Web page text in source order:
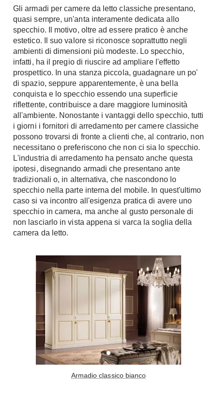
Armadi
Armadio ante Battenti
Armadi ante
Scorrevoli
Cabine Armadio
Armadi su misura
Armadi Angolo
I consigli sugli armadi
Camerette
Camerette Ragazzi
Camerette Bambini
Letti a Castello
Per Neonati
Lettini
Materassi
Memory Foam
Reti Letto
Cuscini
Arredo Bagno
Sanitari
Cabine Doccia
Console
Porte
Blindate
Porte Interne
Porte Scorrevoli
Portoni
Maniglie
Finestre
Finestre Pvc
Finestre Alluminio
Finestre Legno
Persiane
Scale
A Chiocciola
Ringhiere
Rivestimenti
Ceramica
Cotto
Resina
Parquet
Gres
Laminato
Moquette
Gli armadi per camere da letto classiche presentano,
quasi sempre, un'anta interamente dedicata allo
specchio. Il motivo, oltre ad essere pratico è anche
estetico. Il suo valore si riconosce soprattutto negli
ambienti di dimensioni più modeste. Lo specchio,
infatti, ha il pregio di riuscire ad ampliare l'effetto
prospettico. In una stanza piccola, guadagnare un po'
di spazio, seppure apparentemente, è una bella
conquista e lo specchio essendo una superficie
riflettente, contribuisce a dare maggiore luminosità
all'ambiente. Nonostante i vantaggi dello specchio, tutti
i giorni i fornitori di arredamento per camere classiche
possono trovarsi di fronte a clienti che, al contrario, non
necessitano o preferiscono che non ci sia lo specchio.
L'industria di arredamento ha pensato anche questa
ipotesi, disegnando armadi che presentano ante
tradizionali o, in alternativa, che nascondono lo
specchio nella parte interna del mobile. In quest'ultimo
caso si va incontro all'esigenza pratica di avere uno
specchio in camera, ma anche al gusto personale di
non lasciarlo in vista appena si varca la soglia della
camera da letto.
Armadio classico bianco